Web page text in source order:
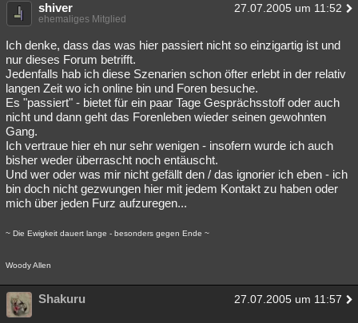
shiver 27.07.2005 um 11:52
ehemaliges Mitglied
Ich denke, dass das was hier passiert nicht so einzigartig ist und
nur dieses Forum betrifft.
Jedenfalls hab ich diese Szenarien schon öfter erlebt in der relativ
langen Zeit wo ich online bin und Foren besuche.
Es "passiert" - bietet für ein paar Tage Gesprächsstoff oder auch
nicht und dann geht das Forenleben wieder seinen gewohnten
Gang.
Ich vertraue hier eh nur sehr wenigen - insofern wurde ich auch
bisher weder überrascht noch entäuscht.
Und wer oder was mir nicht gefällt den / das ignorier ich eben - ich
bin doch nicht gezwungen hier mit jedem Kontakt zu haben oder
mich über jeden Furz aufzuregen...
~ Die Ewigkeit dauert lange - besonders gegen Ende ~
Woody Allen
Shakuru 27.07.2005 um 11:57